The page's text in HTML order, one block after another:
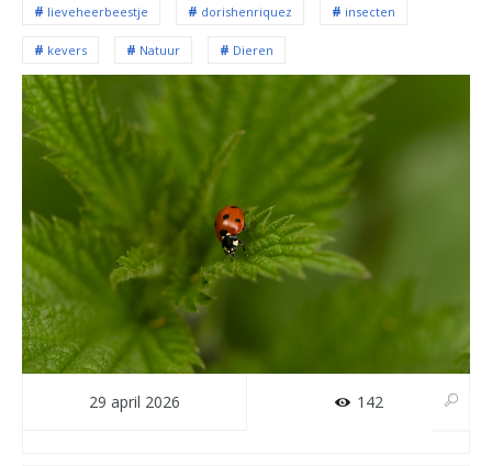
lieveheerbeestje dorishenriquez insecten
kevers Natuur Dieren
29 april 2026 142